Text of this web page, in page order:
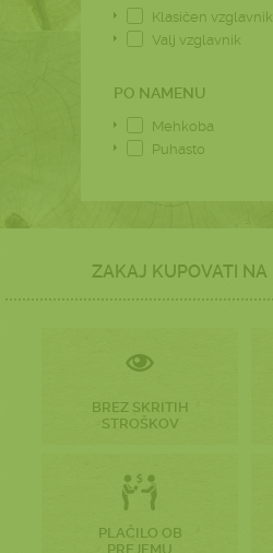
Klasičen vzglavnik
Valj vzglavnik
PO NAMENU
Mehkoba
Puhasto
ZAKAJ KUPOVATI NA
BREZ SKRITIH
STROŠKOV
PLAČILO OB
PREJEMU